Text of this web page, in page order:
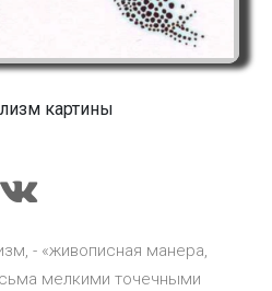
картины
- «живописная манера,
мелкими точечными